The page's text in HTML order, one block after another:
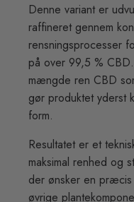
Denne variant er
raffineret gennem
rensningsprocesser
på over 99,5 %
mængde ren CBD
gør produktet yderst
form.
Resultatet er et
maksimal renhed og
der ønsker en
øvrige